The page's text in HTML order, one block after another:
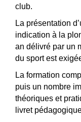
club.
La présentation
indication à la
an délivré par un
du sport est
La formation
puis un nombre
théoriques et
livret